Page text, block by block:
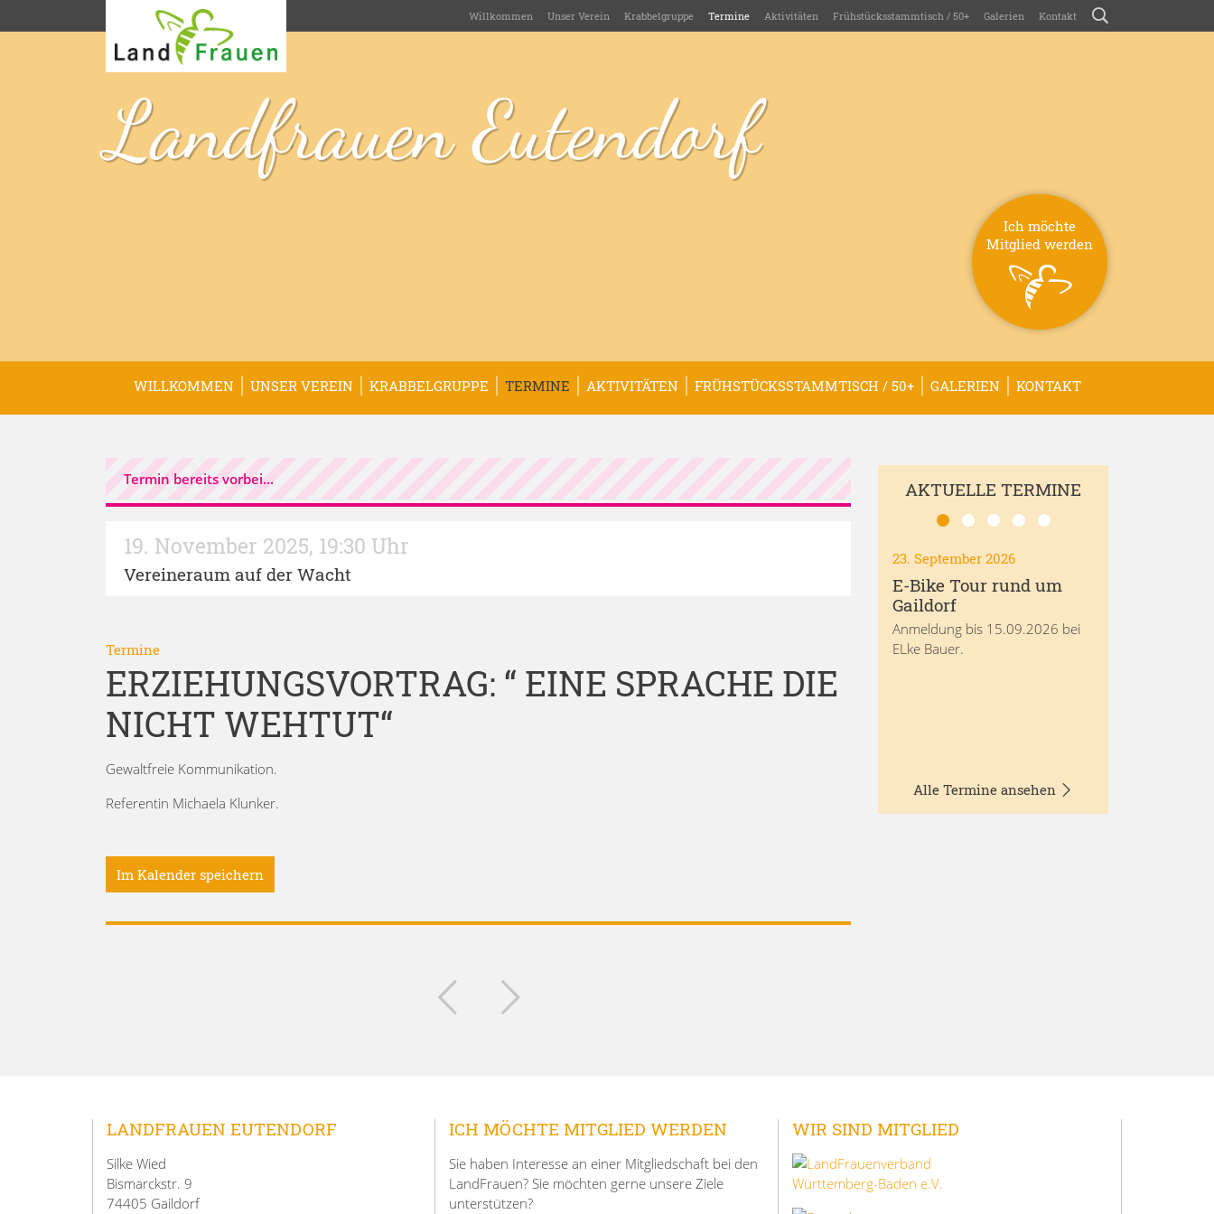
Willkommen Unser Verein Krabbelgruppe Termine Aktivitäten Frühstücksstammtisch / 50+ Galerien Kontakt
Landfrauen Eutendorf
Ich möchte
Mitglied werden
WILLKOMMEN UNSER VEREIN KRABBELGRUPPE TERMINE AKTIVITÄTEN FRÜHSTÜCKSSTAMMTISCH / 50+ GALERIEN KONTAKT
Termin bereits vorbei...
19. November 2025, 19:30 Uhr
Vereineraum auf der Wacht
Termine
ERZIEHUNGSVORTRAG: “ EINE SPRACHE DIE
NICHT WEHTUT“
Gewaltfreie Kommunikation.
Referentin Michaela Klunker.
Im Kalender speichern
AKTUELLE TERMINE
23. September 2026
E-Bike Tour rund um
Gaildorf
Anmeldung bis 15.09.2026 bei
ELke Bauer.
Alle Termine ansehen
LANDFRAUEN EUTENDORF
Silke Wied
Bismarckstr. 9
74405 Gaildorf
ICH MÖCHTE MITGLIED WERDEN
Sie haben Interesse an einer Mitgliedschaft bei den
LandFrauen? Sie möchten gerne unsere Ziele
unterstützen?
WIR SIND MITGLIED